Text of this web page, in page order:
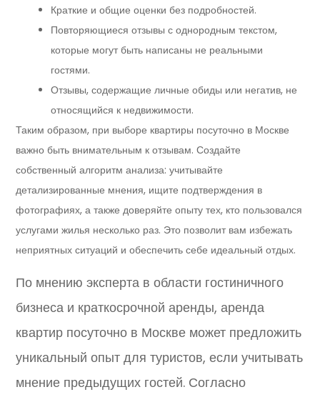
Краткие и общие оценки без подробностей.
Повторяющиеся отзывы с однородным текстом,
которые могут быть написаны не реальными
гостями.
Отзывы, содержащие личные обиды или негатив, не
относящийся к недвижимости.
Таким образом, при выборе квартиры посуточно в Москве
важно быть внимательным к отзывам. Создайте
собственный алгоритм анализа: учитывайте
детализированные мнения, ищите подтверждения в
фотографиях, а также доверяйте опыту тех, кто пользовался
услугами жилья несколько раз. Это позволит вам избежать
неприятных ситуаций и обеспечить себе идеальный отдых.
По мнению эксперта в области гостиничного
бизнеса и краткосрочной аренды, аренда
квартир посуточно в Москве может предложить
уникальный опыт для туристов, если учитывать
мнение предыдущих гостей. Согласно